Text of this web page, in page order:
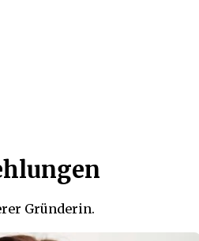
Gründerin.